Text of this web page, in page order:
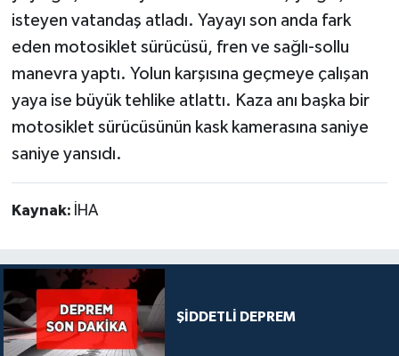
isteyen vatandaş atladı. Yayayı son anda fark
eden motosiklet sürücüsü, fren ve sağlı-sollu
manevra yaptı. Yolun karşısına geçmeye çalışan
yaya ise büyük tehlike atlattı. Kaza anı başka bir
motosiklet sürücüsünün kask kamerasına saniye
saniye yansıdı.
Kaynak: İHA
ŞİDDETLİ DEPREM